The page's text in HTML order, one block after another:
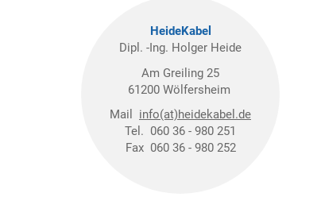
HeideKabel
Dipl. -Ing. Holger Heide
Am Greiling 25
61200 Wölfersheim
Mail info(at)heidekabel.de
Tel. 060 36 - 980 251
Fax 060 36 - 980 252